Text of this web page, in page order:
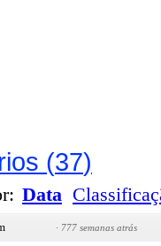
(37)
Data
· 777 semanas atrás